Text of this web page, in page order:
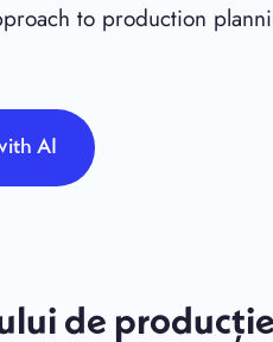
to production
AI
de